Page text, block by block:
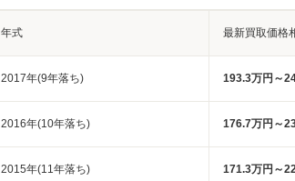
年式 最新買取価格
2017年(9年落ち) 193.3万円～
2016年(10年落ち) 176.7万円～
2015年(11年落ち) 171.3万円～